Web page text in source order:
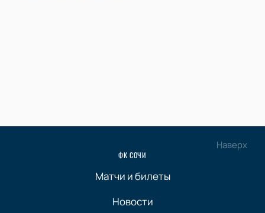
Наверх
ФК СОЧИ
Матчи и билеты
Новости